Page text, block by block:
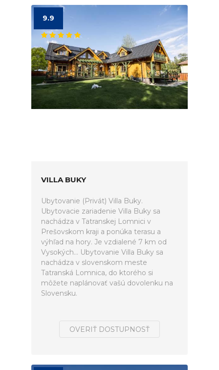
9.9
VILLA BUKY
Ubytovanie (Privát) Villa Buky.
Ubytovacie zariadenie Villa Buky sa
nachádza v Tatranskej Lomnici v
Prešovskom kraji a ponúka terasu a
výhľad na hory. Je vzdialené 7 km od
Vysokých... Ubytovanie Villa Buky sa
nachádza v slovenskom meste
Tatranská Lomnica, do ktorého si
môžete naplánovať vašú dovolenku na
Slovensku.
OVERIŤ DOSTUPNOSŤ